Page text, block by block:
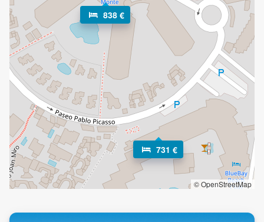
731 €
838 €
© OpenStreetMap